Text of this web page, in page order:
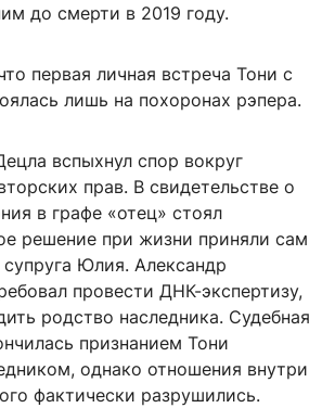
до смерти в 2019 году.
первая личная встреча Тони с
лишь на похоронах рэпера.
вспыхнул спор вокруг
прав. В свидетельстве о
в графе «отец» стоял
решение при жизни приняли сам
Юлия. Александр
провести ДНК-экспертизу,
родство наследника. Судебная
признанием Тони
однако отношения внутри
фактически разрушились.